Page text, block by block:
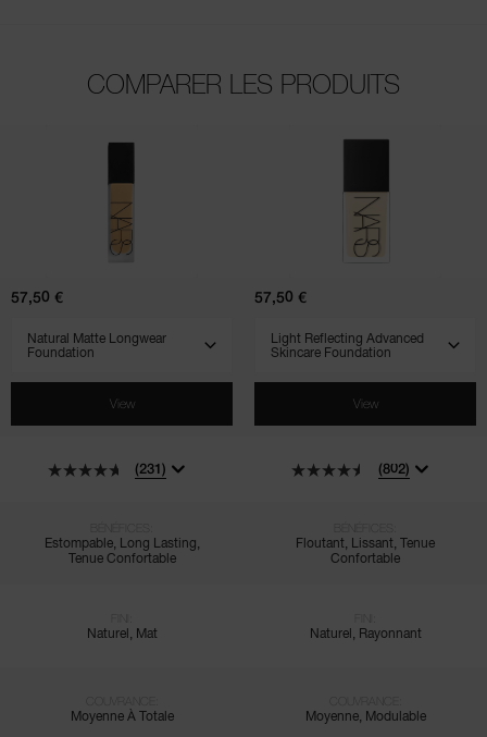
COMPARER LES PRODUITS
Natural
Matte
Longwear
Foundation
57,50 €
View
(231)
Estompable, Long Lasting,
Tenue Confortable
Naturel, Mat
Moyenne À Totale
Light
Reflecting
Advanced
Skincare
57,50 €
View
(802)
Floutant, Lissant, Tenue
Confortable
Naturel, Rayonnant
Moyenne, Modulable